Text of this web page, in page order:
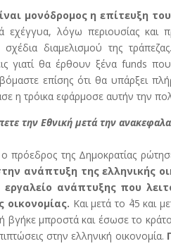
μονόδρομος η επίτευξη
εχέγγυα, λόγω περιουσίας
διαμελισμού της
γιατί θα έρθουν ξένα funds
επίσης ότι θα υπάρξει
η τρόικα εφάρμοσε αυτήν την
την Εθνική μετά την
πρόεδρος της Δημοκρατίας
ανάπτυξη της ελληνικής
εργαλείο ανάπτυξης που
οικονομίας. Και μετά το ΄45 και
βγήκε μπροστά και έσωσε το
στην ελληνική οικονομία.